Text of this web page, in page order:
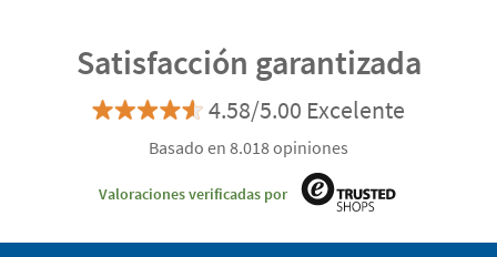
Satisfacción garantizada
4.58/5.00 Excelente
Basado en 8.018 opiniones
Valoraciones verificadas por